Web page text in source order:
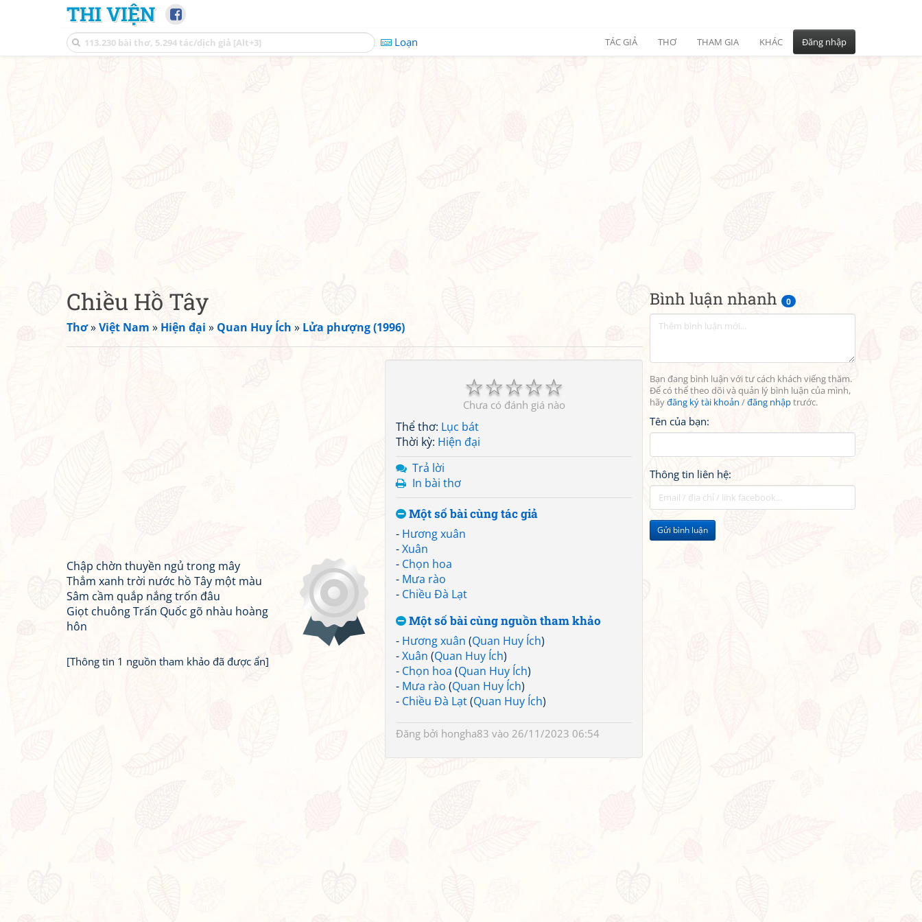
THI VIỆN
Loạn TÁC GIẢ THƠ THAM GIA KHÁC Đăng nhập
Bình luận nhanh 0
Bạn đang bình luận với tư cách khách viếng thăm.
Để có thể theo dõi và quản lý bình luận của mình,
hãyđăng ký tài khoản /đăng nhậptrước.
Tên của bạn:
Thông tin liên hệ:
Gửi bình luận
Chiều Hồ Tây
Thơ»Việt Nam » Hiện đại » Quan Huy Ích » Lửa phượng (1996)
☆
☆
☆
☆
☆
Chưa có đánh giá nào
Thể thơ: Lục bát
Thời kỳ: Hiện đại
Trả lời
In bài thơ
Một số bài cùng tác giả
- Hương xuân
-Xuân
- Chọn hoa
- Mưa rào
- Chiều Đà Lạt
Một số bài cùng nguồn tham khảo
- Hương xuân (Quan Huy Ích)
-Xuân (Quan Huy Ích)
- Chọn hoa (Quan Huy Ích)
- Mưa rào (Quan Huy Ích)
- Chiều Đà Lạt(Quan Huy Ích)
Đăng bởi hongha83 vào 26/11/2023 06:54
Chập chờn thuyền ngủ trong mây
Thẳm xanh trời nước hồ Tây một màu
Sâm cầm quắp nắng trốn đâu
Giọt chuông Trấn Quốc gõ nhàu hoàng
hôn
[Thông tin 1 nguồn tham khảo đã được ẩn]